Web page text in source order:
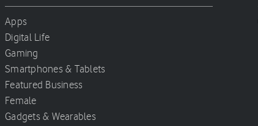
Apps
Digital Life
Gaming
Smartphones & Tablets
Featured Business
Female
Gadgets & Wearables